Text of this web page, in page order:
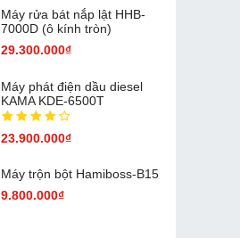
Máy rửa bát nắp lật HHB-
7000D (ô kính tròn)
29.300.000₫
Máy phát điện dầu diesel
KAMA KDE-6500T
23.900.000₫
Máy trộn bột Hamiboss-B15
9.800.000₫